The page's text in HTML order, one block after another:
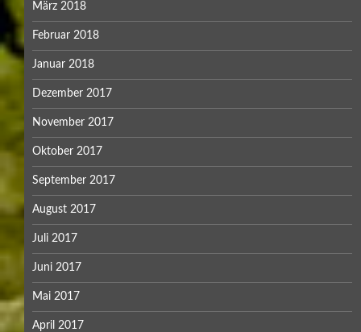
März 2018
Februar 2018
Januar 2018
Dezember 2017
November 2017
Oktober 2017
September 2017
August 2017
Juli 2017
Juni 2017
Mai 2017
April 2017